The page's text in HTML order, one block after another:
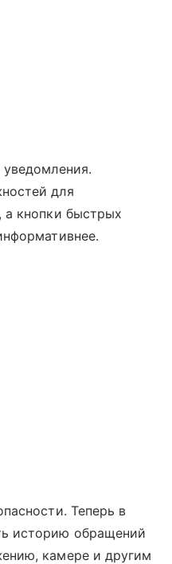
для
а кнопки быстрых
Теперь в
историю обращений
камере и другим